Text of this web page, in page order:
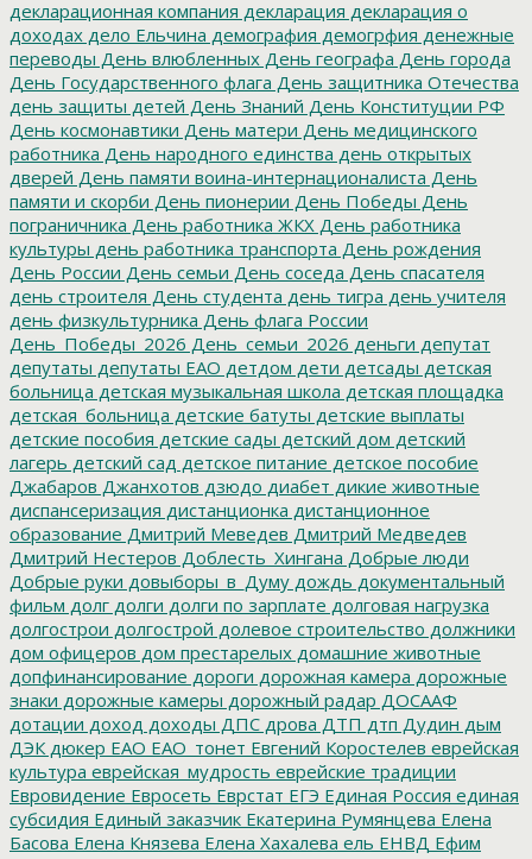
декларационная компания декларация декларация о
доходах дело Ельчина демография демогрфия денежные
переводы День влюбленных День географа День города
День Государственного флага День защитника Отечества
день защиты детей День Знаний День Конституции РФ
День космонавтики День матери День медицинского
работника День народного единства день открытых
дверей День памяти воина-интернационалиста День
памяти и скорби День пионерии День Победы День
пограничника День работника ЖКХ День работника
культуры день работника транспорта День рождения
День России День семьи День соседа День спасателя
день строителя День студента день тигра день учителя
день физкультурника День флага России
День_Победы_2026 День_семьи_2026 деньги депутат
депутаты депутаты ЕАО детдом дети детсады детская
больница детская музыкальная школа детская площадка
детская_больница детские батуты детские выплаты
детские пособия детские сады детский дом детский
лагерь детский сад детское питание детское пособие
Джабаров Джанхотов дзюдо диабет дикие животные
диспансеризация дистанционка дистанционное
образование Дмитрий Меведев Дмитрий Медведев
Дмитрий Нестеров Доблесть_Хингана Добрые люди
Добрые руки довыборы_в_Думу дождь документальный
фильм долг долги долги по зарплате долговая нагрузка
долгострои долгострой долевое строительство должники
дом офицеров дом престарелых домашние животные
допфинансирование дороги дорожная камера дорожные
знаки дорожные камеры дорожный радар ДОСААФ
дотации доход доходы ДПС дрова ДТП дтп Дудин дым
ДЭК дюкер ЕАО ЕАО_тонет Евгений Коростелев еврейская
культура еврейская_мудрость еврейские традиции
Евровидение Евросеть Еврстат ЕГЭ Единая Россия единая
субсидия Единый заказчик Екатерина Румянцева Елена
Басова Елена Князева Елена Хахалева ель ЕНВД Ефим